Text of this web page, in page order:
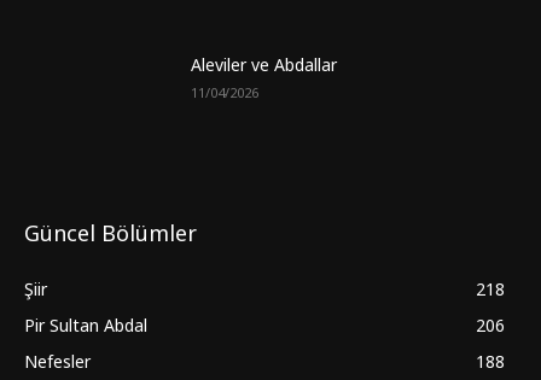
Aleviler ve Abdallar
11/04/2026
Güncel Bölümler
Şiir
218
Pir Sultan Abdal
206
Nefesler
188